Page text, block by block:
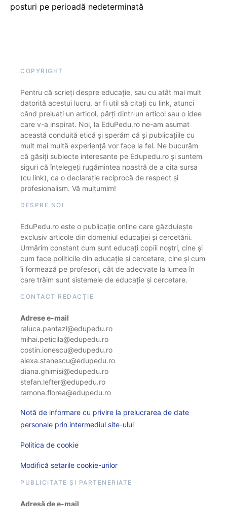
posturi pe perioadă nedeterminată
COPYRIGHT
Pentru că scrieți despre educație, sau cu atât mai mult
datorită acestui lucru, ar fi util să citați cu link, atunci
când preluați un articol, părți dintr-un articol sau o idee
care v-a inspirat. Noi, la EduPedu.ro ne-am asumat
această conduită etică și sperăm că și publicațiile cu
mult mai multă experiență vor face la fel. Ne bucurăm
că găsiți subiecte interesante pe Edupedu.ro și suntem
siguri că înțelegeți rugămintea noastră de a cita sursa
(cu link), ca o declarație reciprocă de respect și
profesionalism. Vă mulțumim!
DESPRE NOI
EduPedu.ro este o publicație online care găzduiește
exclusiv articole din domeniul educației și cercetării.
Urmărim constant cum sunt educați copiii noștri, cine și
cum face politicile din educație și cercetare, cine și cum
îi formează pe profesori, cât de adecvate la lumea în
care trăim sunt sistemele de educație și cercetare.
CONTACT REDACȚIE
Adrese e-mail
raluca.pantazi@edupedu.ro
mihai.peticila@edupedu.ro
costin.ionescu@edupedu.ro
alexa.stanescu@edupedu.ro
diana.ghimisi@edupedu.ro
stefan.lefter@edupedu.ro
ramona.florea@edupedu.ro
Notă de informare cu privire la prelucrarea de date
personale prin intermediul site-ului
Politica de cookie
Modifică setarile cookie-urilor
PUBLICITATE ȘI PARTENERIATE
Adresă de e-mail